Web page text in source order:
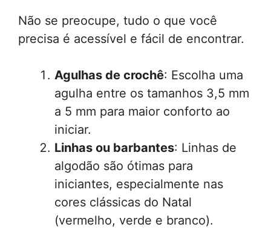
Não se preocupe, tudo o que você
precisa é acessível e fácil de encontrar.
Agulhas de crochê: Escolha uma
agulha entre os tamanhos 3,5 mm
a 5 mm para maior conforto ao
iniciar.
Linhas ou barbantes: Linhas de
algodão são ótimas para
iniciantes, especialmente nas
cores clássicas do Natal
(vermelho, verde e branco).